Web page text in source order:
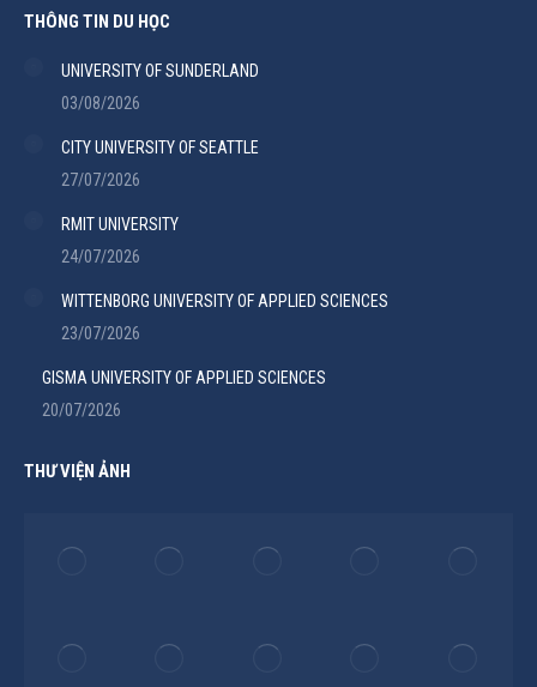
THÔNG TIN DU HỌC
UNIVERSITY OF SUNDERLAND
03/08/2026
CITY UNIVERSITY OF SEATTLE
27/07/2026
RMIT UNIVERSITY
24/07/2026
WITTENBORG UNIVERSITY OF APPLIED SCIENCES
23/07/2026
GISMA UNIVERSITY OF APPLIED SCIENCES
20/07/2026
THƯ VIỆN ẢNH